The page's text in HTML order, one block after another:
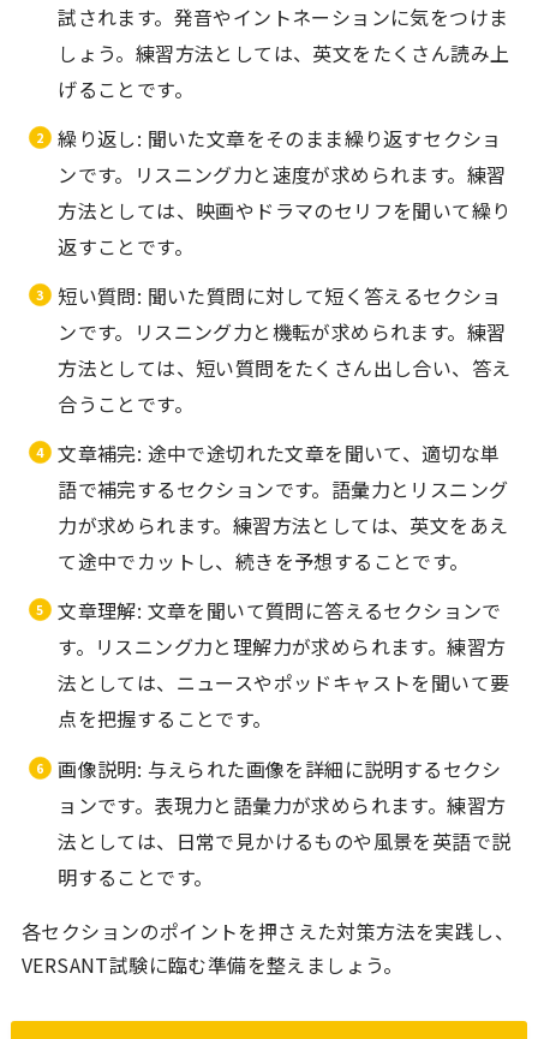
試されます。発音やイントネーションに気をつけま
しょう。練習方法としては、英文をたくさん読み上
げることです。
繰り返し: 聞いた文章をそのまま繰り返すセクショ
ンです。リスニング力と速度が求められます。練習
方法としては、映画やドラマのセリフを聞いて繰り
返すことです。
短い質問: 聞いた質問に対して短く答えるセクショ
ンです。リスニング力と機転が求められます。練習
方法としては、短い質問をたくさん出し合い、答え
合うことです。
文章補完: 途中で途切れた文章を聞いて、適切な単
語で補完するセクションです。語彙力とリスニング
力が求められます。練習方法としては、英文をあえ
て途中でカットし、続きを予想することです。
文章理解: 文章を聞いて質問に答えるセクションで
す。リスニング力と理解力が求められます。練習方
法としては、ニュースやポッドキャストを聞いて要
点を把握することです。
画像説明: 与えられた画像を詳細に説明するセクシ
ョンです。表現力と語彙力が求められます。練習方
法としては、日常で見かけるものや風景を英語で説
明することです。
各セクションのポイントを押さえた対策方法を実践し、
VERSANT試験に臨む準備を整えましょう。